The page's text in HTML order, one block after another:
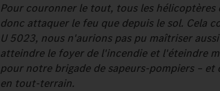
Pour couronner le tout, tous les
donc attaquer le feu que depuis le sol. Cela
U 5023, nous n'aurions pas pu maîtriser
atteindre le foyer de l'incendie et l'éteindre
pour notre brigade de sapeurs-pompiers –
en tout-terrain.